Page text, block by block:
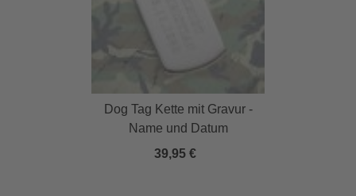
Dog Tag Kette mit Gravur -
Name und Datum
39,95 €